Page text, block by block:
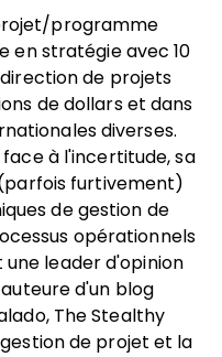
programme
en stratégie avec 10
de projets
de dollars et dans
diverses.
à l'incertitude, sa
furtivement)
de gestion de
opérationnels
une leader d'opinion
d'un blog
The Stealthy
de projet et la